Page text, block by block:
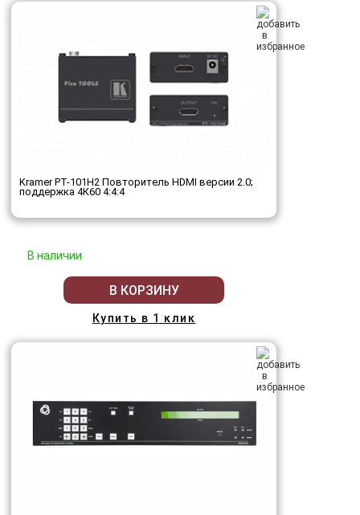
Kramer PT-101H2 Повторитель HDMI версии 2.0;
поддержка 4К60 4:4:4
В наличии
В КОРЗИНУ
Купить в 1 клик